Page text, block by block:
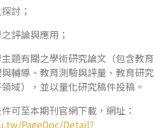
討；
評論與應用；
題有關之學術研究論文（包含教育
輔導、教育測驗與評量、教育研究
域），並以量化研究稿件投稿。
可至本期刊官網下載，網址：
PageDoc/Detail?